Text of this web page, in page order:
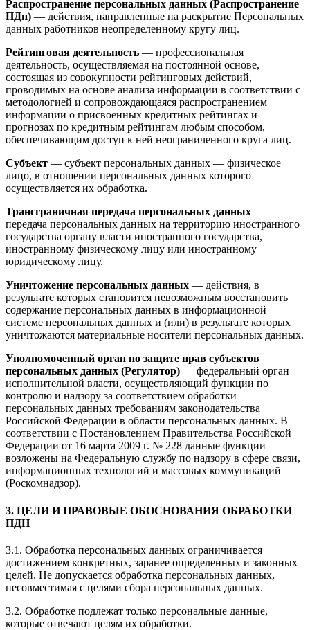
Распространение персональных данных (Распространение
ПДн) — действия, направленные на раскрытие Персональных
данных работников неопределенному кругу лиц.
Рейтинговая деятельность — профессиональная
деятельность, осуществляемая на постоянной основе,
состоящая из совокупности рейтинговых действий,
проводимых на основе анализа информации в соответствии с
методологией и сопровождающаяся распространением
информации о присвоенных кредитных рейтингах и
прогнозах по кредитным рейтингам любым способом,
обеспечивающим доступ к ней неограниченного круга лиц.
Субъект — субъект персональных данных — физическое
лицо, в отношении персональных данных которого
осуществляется их обработка.
Трансграничная передача персональных данных —
передача персональных данных на территорию иностранного
государства органу власти иностранного государства,
иностранному физическому лицу или иностранному
юридическому лицу.
Уничтожение персональных данных — действия, в
результате которых становится невозможным восстановить
содержание персональных данных в информационной
системе персональных данных и (или) в результате которых
уничтожаются материальные носители персональных данных.
Уполномоченный орган по защите прав субъектов
персональных данных (Регулятор) — федеральный орган
исполнительной власти, осуществляющий функции по
контролю и надзору за соответствием обработки
персональных данных требованиям законодательства
Российской Федерации в области персональных данных. В
соответствии с Постановлением Правительства Российской
Федерации от 16 марта 2009 г. № 228 данные функции
возложены на Федеральную службу по надзору в сфере связи,
информационных технологий и массовых коммуникаций
(Роскомнадзор).
3. ЦЕЛИ И ПРАВОВЫЕ ОБОСНОВАНИЯ ОБРАБОТКИ
ПДН
3.1. Обработка персональных данных ограничивается
достижением конкретных, заранее определенных и законных
целей. Не допускается обработка персональных данных,
несовместимая с целями сбора персональных данных.
3.2. Обработке подлежат только персональные данные,
которые отвечают целям их обработки.